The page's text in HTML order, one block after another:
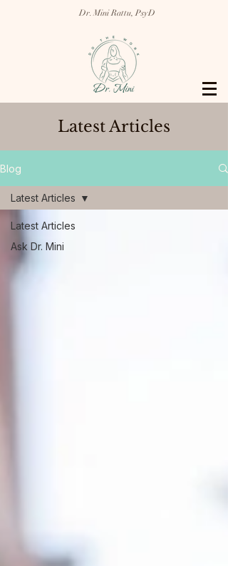
Dr. Mini Rattu, PsyD
Latest Articles
Blog
Latest Articles
Ask Dr. Mini
Latest Articles